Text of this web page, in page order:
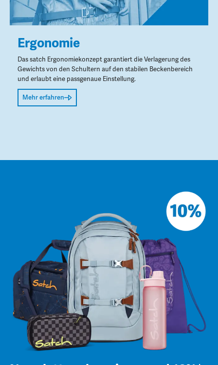
Ergonomie
Das satch Ergonomiekonzept garantiert die Verlagerung des
Gewichts von den Schultern auf den stabilen Beckenbereich
und erlaubt eine passgenaue Einstellung.
Mehr erfahren